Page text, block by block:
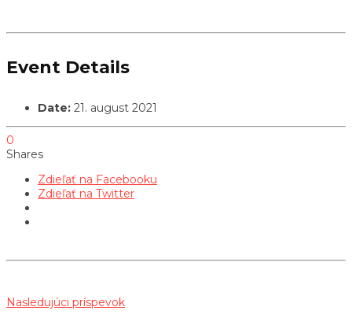
Event Details
Date: 21. august 2021
0
Shares
Zdieľať na Facebooku
Zdieľať na Twitter
Nasledujúci príspevok